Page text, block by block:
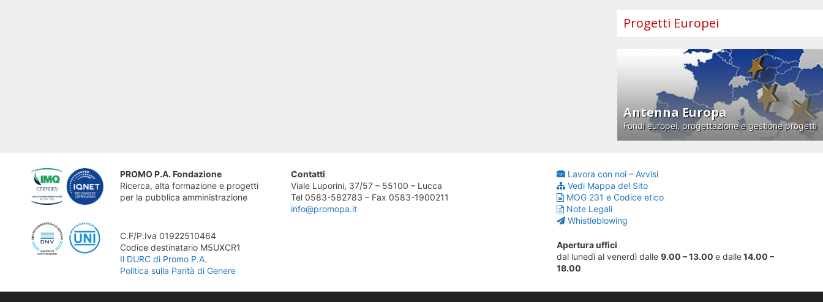
Progetti Europei
Antenna Europa
Fondi europei, progettazione e gestione progetti
PROMO P.A. Fondazione
Ricerca, alta formazione e progetti
per la pubblica amministrazione
C.F/P.Iva 01922510464
Codice destinatario M5UXCR1
Il DURC di Promo P.A.
Politica sulla Parità di Genere
Contatti
Viale Luporini, 37/57 – 55100 – Lucca
Tel 0583-582783 – Fax 0583-1900211
info@promopa.it
Lavora con noi – Avvisi
Vedi Mappa del Sito
MOG 231 e Codice etico
Note Legali
Whistleblowing
Apertura uffici
dal lunedì al venerdì dalle9.00 – 13.00e dalle14.00 –
18.00